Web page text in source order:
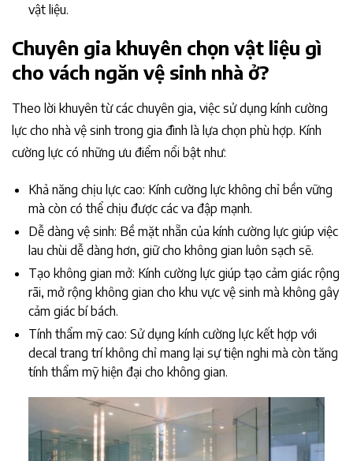
vật liệu.
Chuyên gia khuyên chọn vật liệu gì
cho vách ngăn vệ sinh nhà ở?
Theo lời khuyên từ các chuyên gia, việc sử dụng kính cường
lực cho nhà vệ sinh trong gia đình là lựa chọn phù hợp. Kính
cường lực có những ưu điểm nổi bật như:
Khả năng chịu lực cao: Kính cường lực không chỉ bền vững
mà còn có thể chịu được các va đập mạnh.
Dễ dàng vệ sinh: Bề mặt nhẵn của kính cường lực giúp việc
lau chùi dễ dàng hơn, giữ cho không gian luôn sạch sẽ.
Tạo không gian mở: Kính cường lực giúp tạo cảm giác rộng
rãi, mở rộng không gian cho khu vực vệ sinh mà không gây
cảm giác bí bách.
Tính thẩm mỹ cao: Sử dụng kính cường lực kết hợp với
decal trang trí không chỉ mang lại sự tiện nghi mà còn tăng
tính thẩm mỹ hiện đại cho không gian.